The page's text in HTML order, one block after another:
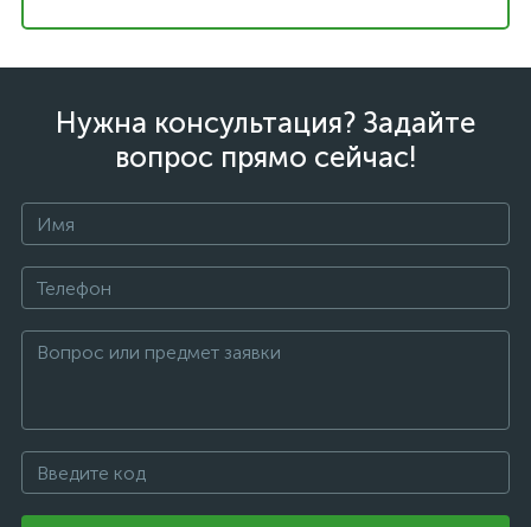
Нужна консультация? Задайте
вопрос прямо сейчас!